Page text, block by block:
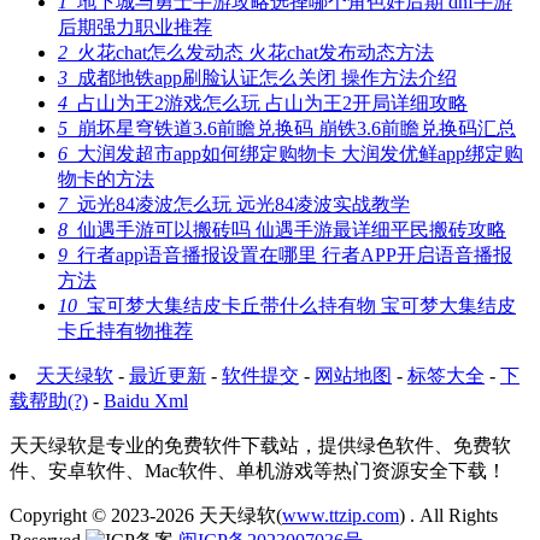
后期强力职业推荐
2 火花chat怎么发动态 火花chat发布动态方法
3 成都地铁app刷脸认证怎么关闭 操作方法介绍
4 占山为王2游戏怎么玩 占山为王2开局详细攻略
5 崩坏星穹铁道3.6前瞻兑换码 崩铁3.6前瞻兑换码汇总
6 大润发超市app如何绑定购物卡 大润发优鲜app绑定购
物卡的方法
7远光84凌波怎么玩 远光84凌波实战教学
8 仙遇手游可以搬砖吗 仙遇手游最详细平民搬砖攻略
9 行者app语音播报设置在哪里 行者APP开启语音播报
方法
10 宝可梦大集结皮卡丘带什么持有物 宝可梦大集结皮
卡丘持有物推荐
天天绿软 - 最近更新 - 软件提交 - 网站地图 - 标签大全 - 下
载帮助(?) - Baidu Xml
天天绿软是专业的免费软件下载站，提供绿色软件、免费软
件、安卓软件、Mac软件、单机游戏等热门资源安全下载！
Copyright © 2023-2026 天天绿软(www.ttzip.com) . All Rights